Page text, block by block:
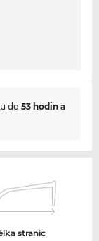
do53 hodin a
stranic